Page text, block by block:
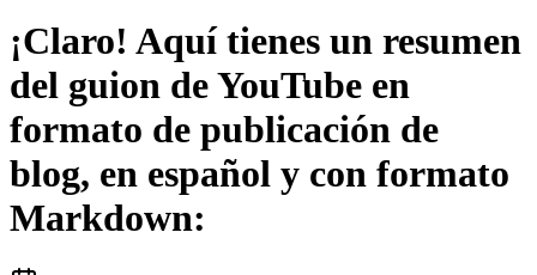
¡Claro! Aquí tienes un resumen
del guion de YouTube en
formato de publicación de
blog, en español y con formato
Markdown: